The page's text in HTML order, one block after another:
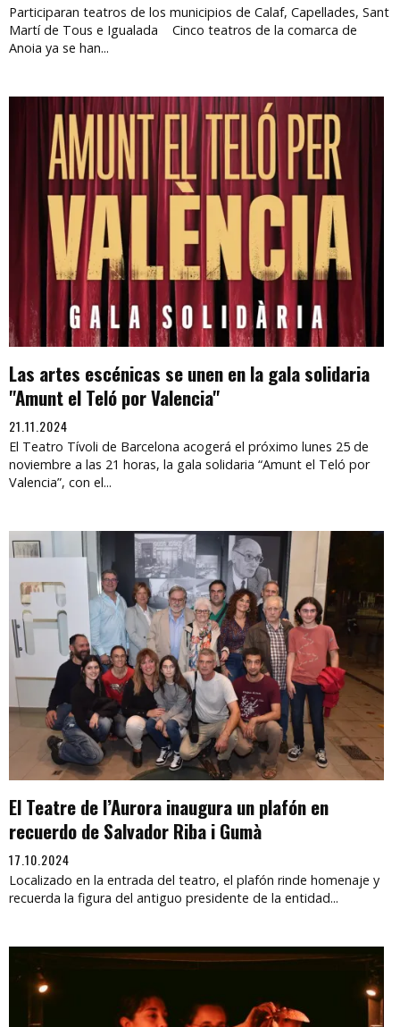
Participaran teatros de los municipios de Calaf, Capellades, Sant
Martí de Tous e Igualada Cinco teatros de la comarca de
Anoia ya se han...
Las artes escénicas se unen en la gala solidaria
"Amunt el Teló por Valencia"
21.11.2024
El Teatro Tívoli de Barcelona acogerá el próximo lunes 25 de
noviembre a las 21 horas, la gala solidaria “Amunt el Teló por
Valencia”, con el...
El Teatre de l’Aurora inaugura un plafón en
recuerdo de Salvador Riba i Gumà
17.10.2024
Localizado en la entrada del teatro, el plafón rinde homenaje y
recuerda la figura del antiguo presidente de la entidad...